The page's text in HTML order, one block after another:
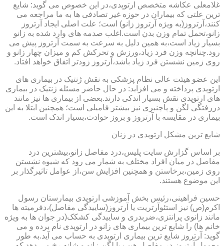
غلامعلی عکاشه متخصص ارتوپدی،در این خصوص می گوید: شایع
ترین علتی که بیماران در حوزه غیر تصادفی ها به ما مراجعه می
کنند،آرتروز(به ویژه آرتروز زانو) است؛ علت اصلی ایجاد آرتروز
زانو،تحمل تمام وزن بدن است.اغلب صدمه های وارد شده به زانو
بسیار زیاد است،به همین دلیل به سرعت به سمت آرتروز پیش می
رود.چنانچه وزن فرد زیاد،ورزش و تحرکش کم و میزان چهار زانو و
روی زمین نشستن فرد زیاد باشد،آرتروز زودتر اتفاق خواهد افتاد.
این عضو هیئت عالی نظام پزشکی به نقش ژنتیک در بیماری های
ارتوپدی پرداخته و می افزاید: در حال حاضر مسئله ژنتیک در بیماری
های ارتوپدی نقش بسیار اندکی دارند.بعضی از بیماری ها نیز مانند
دررفتگی لگن و پاچنبری نیز بیشتر فامیلی است؛ همچنین ابتلا به این
بیماری در مقایسه با آرتروز و بروز حوادث،بسیار اندک است.
شایع ترین مشکل ارتوپدی در زنان
بر اساس گزارش سایت پلیس،درد مفاصل زانو،بیشترین درد
مفاصل در میان افراد مختلف به شمار می رود که شیوه نشستن
روی زمین،برخاستن و همچنین افزایش سن،از عوامل تاثیرگذار بر
این موضوع هستند.
حسین فراهینی،رئیس بخش آموزشی ارتوپدی بیمارستان رسول
اکرم(ص) نیز استئوآرتریت یا آرتروز(ساییدگی مفاصل)،دفرمیته ها
مانند زانوی پرانتزی،ضربدری و ساییدگی کشکک(در جوان ها به ویژه
خانم ها) را شایع ترین بیماری های زانو در ارتوپدی نام برده و می
گوید: آرتروز شایع ترین بیماری ارتوپدی به حساب می آید.به طور